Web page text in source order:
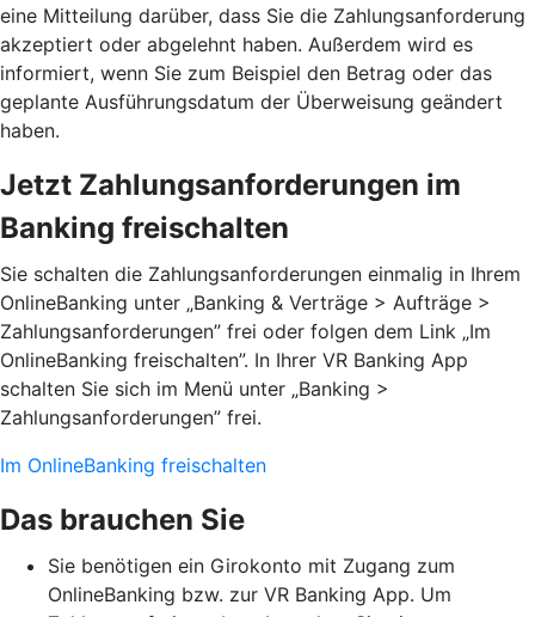
eine Mitteilung darüber, dass Sie die Zahlungsanforderung
akzeptiert oder abgelehnt haben. Außerdem wird es
informiert, wenn Sie zum Beispiel den Betrag oder das
geplante Ausführungsdatum der Überweisung geändert
haben.
Jetzt Zahlungsanforderungen im
Banking freischalten
Sie schalten die Zahlungsanforderungen einmalig in Ihrem
OnlineBanking unter „Banking & Verträge > Aufträge >
Zahlungsanforderungen”­ frei oder folgen dem Link „Im
OnlineBanking freischalten”. In Ihrer VR Banking App
schalten Sie sich im Menü unter „Banking >
Zahlungsanforderungen” frei.
Im OnlineBanking freischalten
Das brauchen Sie
Sie benötigen ein Girokonto mit Zugang zum
OnlineBanking bzw. zur VR Banking App. Um